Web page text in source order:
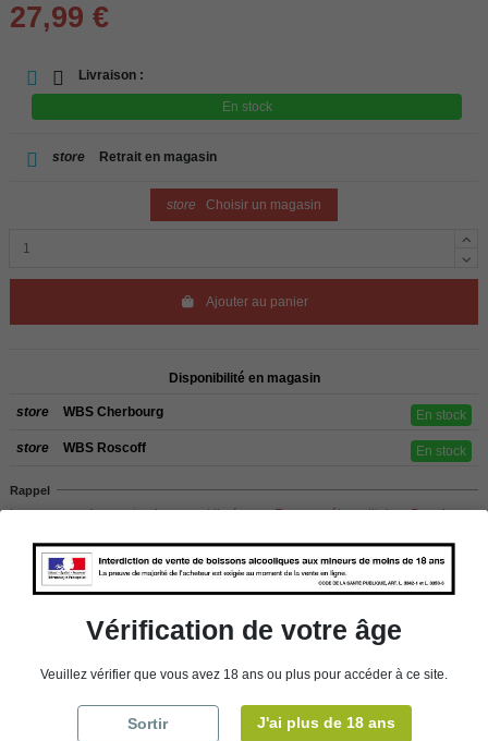
27,99 €
Livraison :
En stock
store Retrait en magasin
store Choisir un magasin
Ajouter au panier
Disponibilité en magasin
store WBS Cherbourg En stock
store WBS Roscoff En stock
Rappel
Les commandes sont uniquement livrées en France métropolitaine. Pour les
CHERBOURG.
Ecosse
Vérification de votre âge
Veuillez vérifier que vous avez 18 ans ou plus pour accéder à ce site.
Sortir J'ai plus de 18 ans